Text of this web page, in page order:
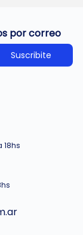
por correo
Suscribite
18hs